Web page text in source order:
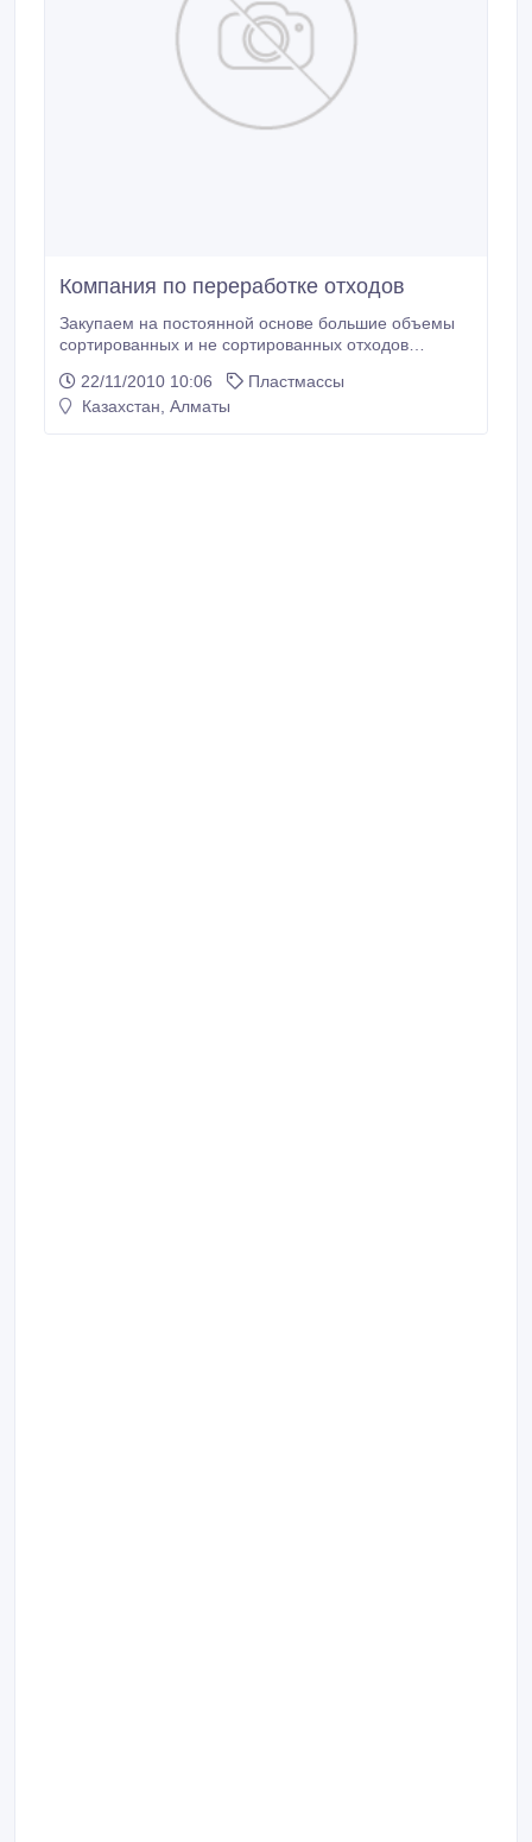
Компания по переработке отходов
Закупаем на постоянной основе большие объемы
сортированных и не сортированных отходов
ПВХ в виде: пленок, ящиков, канистр, банок, труб,
отходов литья, навалом и в тюкованном виде.
22/11/2010 10:06
Пластмассы
Казахстан, Алматы